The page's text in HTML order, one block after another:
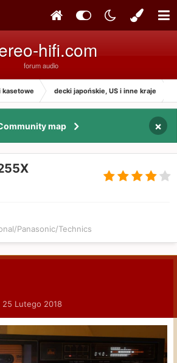
hifi.com
forum audio
kasetowe decki japońskie, US i inne kraje
map ×
Panasonic/Technics
25 Lutego 2018